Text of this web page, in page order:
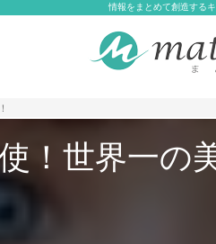
情報をまとめて創造する
！世界一の